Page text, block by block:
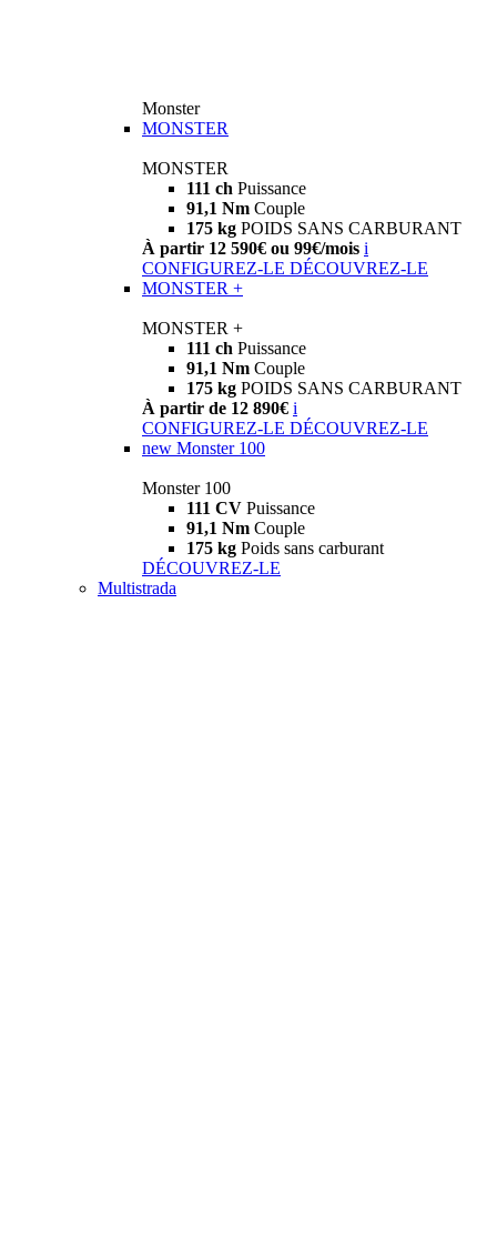
Monster
MONSTER
MONSTER
111 ch Puissance
91,1 Nm Couple
175 kg POIDS SANS CARBURANT
À partir 12 590€ ou 99€/mois i
CONFIGUREZ-LE DÉCOUVREZ-LE
MONSTER +
MONSTER +
111 ch Puissance
91,1 Nm Couple
175 kg POIDS SANS CARBURANT
À partir de 12 890€ i
CONFIGUREZ-LE DÉCOUVREZ-LE
new Monster 100
Monster 100
111 CV Puissance
91,1 Nm Couple
175 kg Poids sans carburant
DÉCOUVREZ-LE
Multistrada